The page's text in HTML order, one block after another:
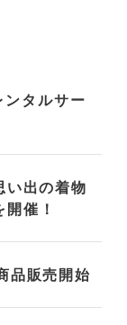
タルサー
い出の着物
催！
品販売開始